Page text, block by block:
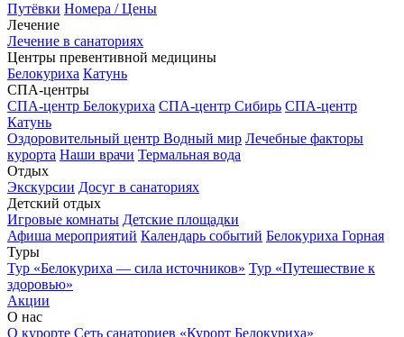
Путёвки Номера / Цены
Лечение
Лечение в санаториях
Центры превентивной медицины
Белокуриха Катунь
СПА-центры
СПА-центр Белокуриха СПА-центр Сибирь СПА-центр
Катунь
Оздоровительный центр Водный мир Лечебные факторы
курорта Наши врачи Термальная вода
Отдых
Экскурсии Досуг в санаториях
Детский отдых
Игровые комнаты Детские площадки
Афиша мероприятий Календарь событий Белокуриха Горная
Туры
Тур «Белокуриха — сила источников» Тур «Путешествие к
здоровью»
Акции
О нас
О курорте Сеть санаториев «Курорт Белокуриха»